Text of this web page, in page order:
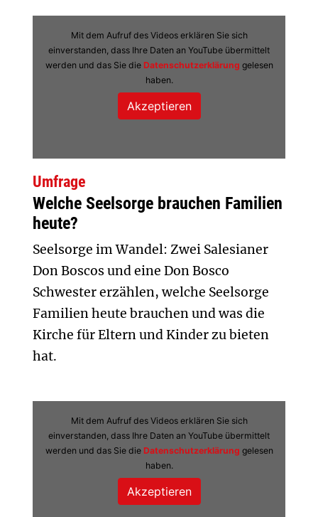
Mit dem Aufruf des Videos erklären Sie sich
einverstanden, dass Ihre Daten an YouTube übermittelt
werden und das Sie die Datenschutzerklärung gelesen
haben.
Umfrage
Welche Seelsorge brauchen Familien
heute?
Seelsorge im Wandel: Zwei Salesianer
Don Boscos und eine Don Bosco
Schwester erzählen, welche Seelsorge
Familien heute brauchen und was die
Kirche für Eltern und Kinder zu bieten
hat.
Mit dem Aufruf des Videos erklären Sie sich
einverstanden, dass Ihre Daten an YouTube übermittelt
werden und das Sie die Datenschutzerklärung gelesen
haben.